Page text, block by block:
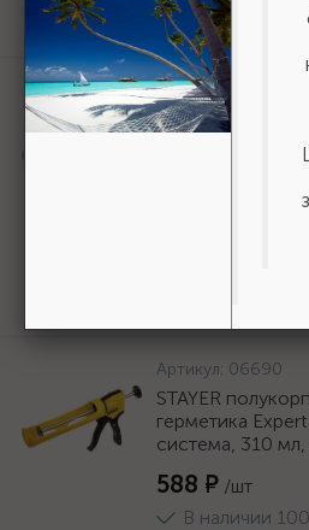
-
Артикул:
Шнур
полиэфирный,
Артикул: 06690
STAYER
герметика
система, 310
588 ₽ /шт
В наличии 100